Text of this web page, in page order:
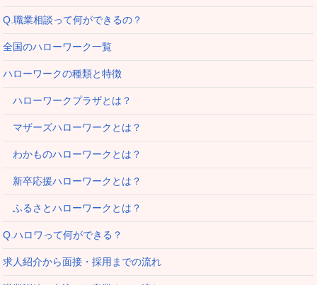
Q.職業相談って何ができるの？
全国のハローワーク一覧
ハローワークの種類と特徴
ハローワークプラザとは？
マザーズハローワークとは？
わかものハローワークとは？
新卒応援ハローワークとは？
ふるさとハローワークとは？
Q.ハロワって何ができる？
求人紹介から面接・採用までの流れ